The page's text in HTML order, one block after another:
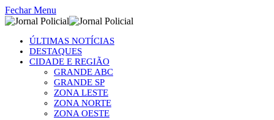
Fechar Menu
ÚLTIMAS NOTÍCIAS
DESTAQUES
CIDADE E REGIÃO
GRANDE ABC
GRANDE SP
ZONA LESTE
ZONA NORTE
ZONA OESTE